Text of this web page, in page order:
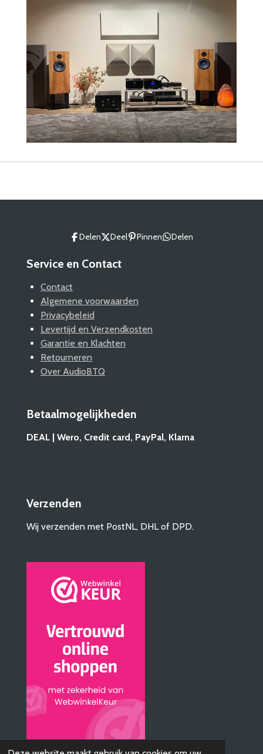
Delen Deel Pinnen Delen
Service en Contact
Contact
Algemene voorwaarden
Privacybeleid
Levertijd en Verzendkosten
Garantie en Klachten
Retourneren
Over AudioBTQ
Betaalmogelijkheden
DEAL | Wero, Credit card, PayPal, Klarna
Verzenden
Wij verzenden met PostNL, DHL of DPD.
© 2019 - 2026 AudioBTQ